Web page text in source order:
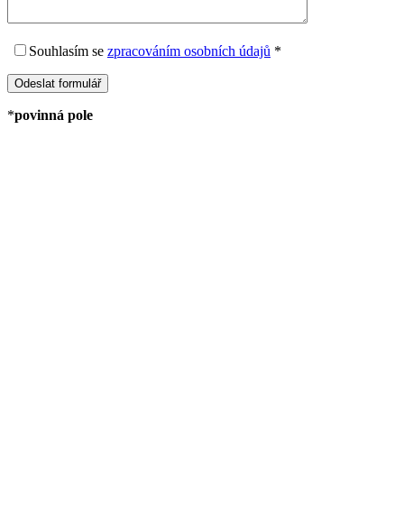
Souhlasím se zpracováním osobních údajů *
*povinná pole